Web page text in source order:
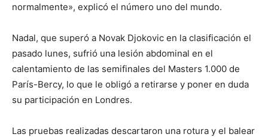
normalmente», explicó el número uno del mundo.
Nadal, que superó a Novak Djokovic en la clasificación el
pasado lunes, sufrió una lesión abdominal en el
calentamiento de las semifinales del Masters 1.000 de
París-Bercy, lo que le obligó a retirarse y poner en duda
su participación en Londres.
Las pruebas realizadas descartaron una rotura y el balear